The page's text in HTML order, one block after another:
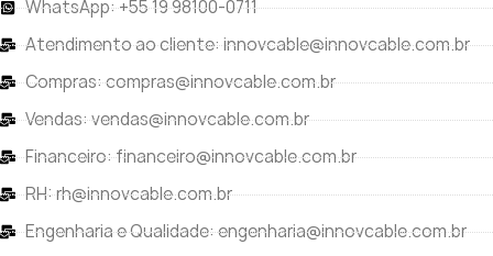
WhatsApp: +55 19 98100-0711
Atendimento ao cliente: innovcable@innovcable.com.br
Compras: compras@innovcable.com.br
Vendas: vendas@innovcable.com.br
Financeiro: financeiro@innovcable.com.br
RH: rh@innovcable.com.br
Engenharia e Qualidade: engenharia@innovcable.com.br